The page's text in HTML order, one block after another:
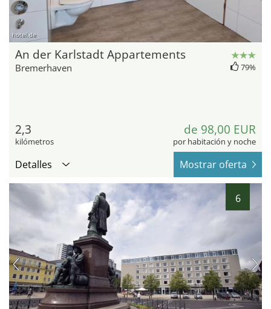
hotel.de
An der Karlstadt Appartements
Bremerhaven 79%
2,3
kilómetros
de 98,00 EUR
por habitación y noche
Detalles Mostrar oferta
6